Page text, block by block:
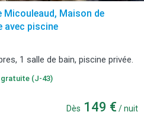
Micouleaud, Maison de
avec piscine
1 salle de bain, piscine privée.
(J-43)
Dès 149 € / nuit